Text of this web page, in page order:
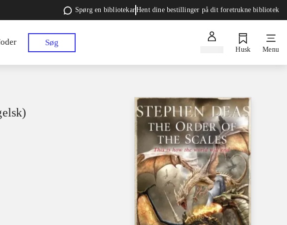
Spørg en bibliotekarHent dine bestillinger på dit foretrukne bibliotek
Søg
Husk Menu